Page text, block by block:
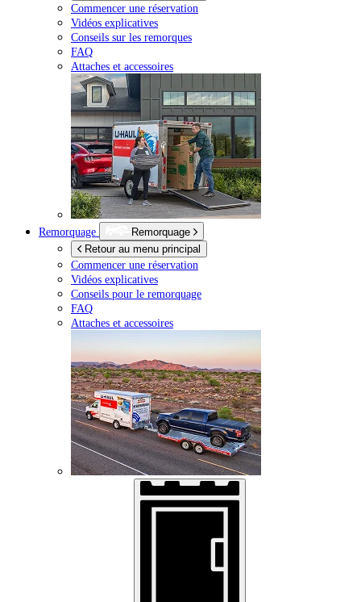
Commencer une réservation
Vidéos explicatives
Conseils sur les remorques
FAQ
Attaches et accessoires
Remorquage
Remorquage
Retour au menu principal
Commencer une réservation
Vidéos explicatives
Conseils pour le remorquage
FAQ
Attaches et accessoires